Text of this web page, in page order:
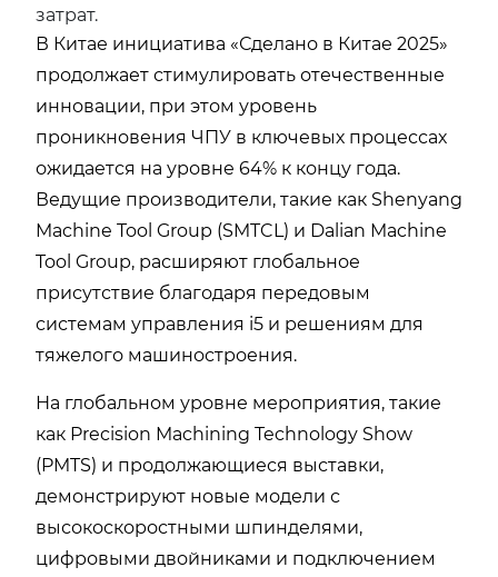
затрат.
В Китае инициатива «Сделано в Китае 2025»
продолжает стимулировать отечественные
инновации, при этом уровень
проникновения ЧПУ в ключевых процессах
ожидается на уровне 64% к концу года.
Ведущие производители, такие как Shenyang
Machine Tool Group (SMTCL) и Dalian Machine
Tool Group, расширяют глобальное
присутствие благодаря передовым
системам управления i5 и решениям для
тяжелого машиностроения.
На глобальном уровне мероприятия, такие
как Precision Machining Technology Show
(PMTS) и продолжающиеся выставки,
демонстрируют новые модели с
высокоскоростными шпинделями,
цифровыми двойниками и подключением